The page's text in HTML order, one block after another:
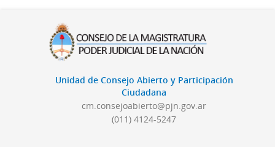
Unidad de Consejo Abierto y Participación
Ciudadana
cm.consejoabierto@pjn.gov.ar
(011) 4124-5247